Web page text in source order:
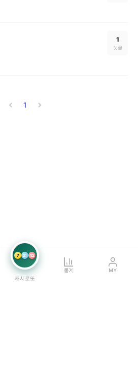
1
댓글
1
7 21 42
캐시로또
통계 MY